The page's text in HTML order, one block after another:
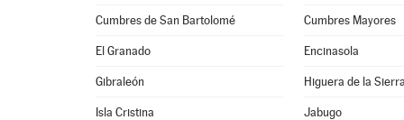
Cumbres de San Bartolomé Cumbres Mayores
El Granado Encinasola
Gibraleón Higuera de la Sierra
Isla Cristina Jabugo